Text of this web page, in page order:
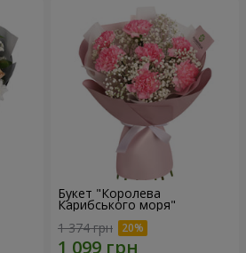
Букет "Королева
Карибського моря"
1 374 грн